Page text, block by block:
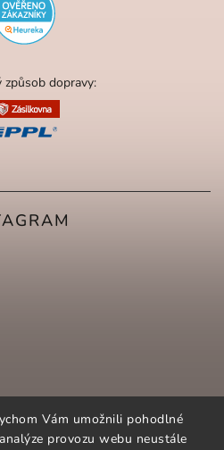
Vám umožnili pohodlné
provozu webu neustále
způsob dopravy: